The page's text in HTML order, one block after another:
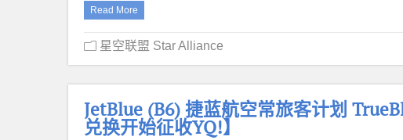
Read More
星空联盟 Star Alliance
JetBlue (B6) 捷蓝航空常旅客计划
兑换开始征收YQ!】